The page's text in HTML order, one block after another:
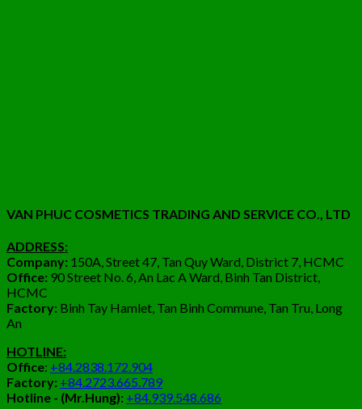
VAN PHUC COSMETICS TRADING AND SERVICE CO., LTD
ADDRESS:
Company: 150A, Street 47, Tan Quy Ward, District 7, HCMC
Office: 90 Street No. 6, An Lac A Ward, Binh Tan District,
HCMC
Factory: Binh Tay Hamlet, Tan Binh Commune, Tan Tru, Long
An
HOTLINE:
Office: +84.2838.172.904
Factory: +84.2723.665.789
Hotline - (Mr.Hung): +84.939.548.686